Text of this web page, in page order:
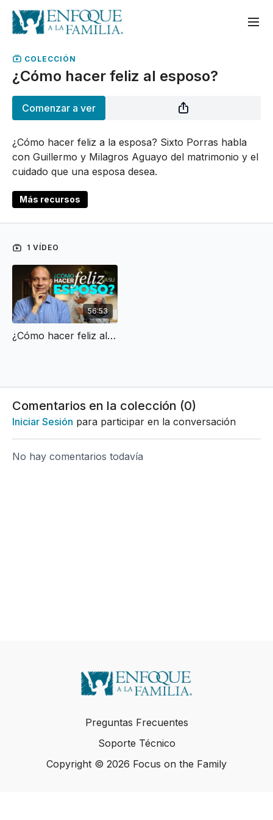
COLECCIÓN
¿Cómo hacer feliz al esposo?
Comenzar a ver
¿Cómo hacer feliz a la esposa? Sixto Porras habla
con Guillermo y Milagros Aguayo del matrimonio y el
cuidado que una esposa desea.
Más recursos
1 VÍDEO
56:53
¿Cómo hacer feliz al esposo? (entrevista)
Comentarios en la colección (0)
Iniciar Sesión para participar en la conversación
No hay comentarios todavía
Preguntas Frecuentes
Soporte Técnico
Copyright © 2026 Focus on the Family